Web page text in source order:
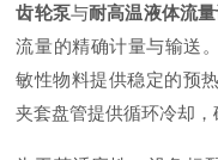
齿轮泵与耐高温液体流
流量的精确计量与输送。
敏性物料提供稳定的预热
夹套盘管提供循环冷却，